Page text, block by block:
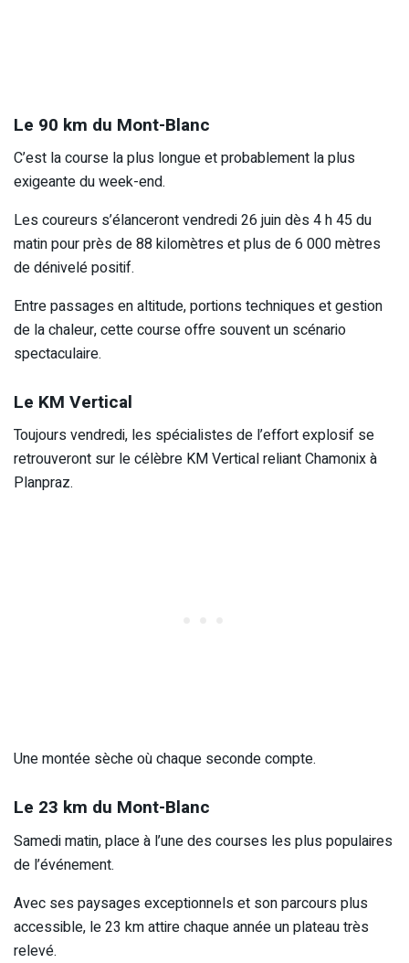
Le 90 km du Mont-Blanc
C’est la course la plus longue et probablement la plus
exigeante du week-end.
Les coureurs s’élanceront vendredi 26 juin dès 4 h 45 du
matin pour près de 88 kilomètres et plus de 6 000 mètres
de dénivelé positif.
Entre passages en altitude, portions techniques et gestion
de la chaleur, cette course offre souvent un scénario
spectaculaire.
Le KM Vertical
Toujours vendredi, les spécialistes de l’effort explosif se
retrouveront sur le célèbre KM Vertical reliant Chamonix à
Planpraz.
Une montée sèche où chaque seconde compte.
Le 23 km du Mont-Blanc
Samedi matin, place à l’une des courses les plus populaires
de l’événement.
Avec ses paysages exceptionnels et son parcours plus
accessible, le 23 km attire chaque année un plateau très
relevé.